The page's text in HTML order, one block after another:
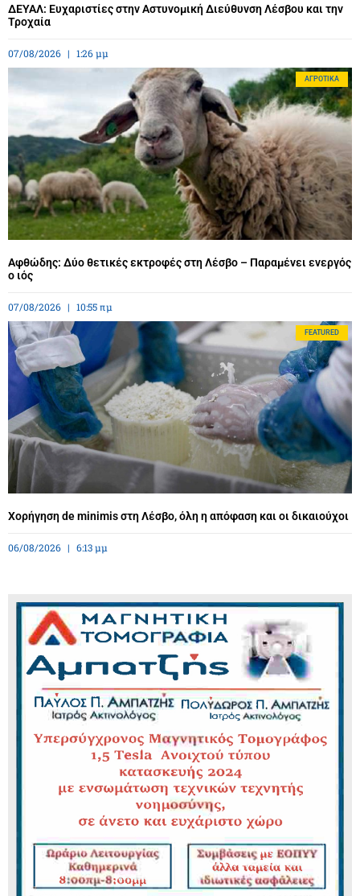
ΔΕΥΑΛ: Ευχαριστίες στην Αστυνομική Διεύθυνση Λέσβου και την
Τροχαία
07/08/2026 1:26 μμ
ΑΓΡΟΤΙΚΆ
Αφθώδης: Δύο θετικές εκτροφές στη Λέσβο – Παραμένει ενεργός
ο ιός
07/08/2026 10:55 πμ
FEATURED
Χορήγηση de minimis στη Λέσβο, όλη η απόφαση και οι δικαιούχοι
06/08/2026 6:13 μμ